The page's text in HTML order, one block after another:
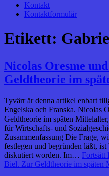
Kontakt
Kontaktformulär
Etikett:
Nicolas Oresme
Geldtheorie im
Tyvärr är denna artikel enbart
Engelska och Franska. Nicolas
Geldtheorie im späten
für Wirtschafts- und
Zusammenfassung Die Frage,
festlegen und begründen läßt,
diskutiert worden. Im… Fortsätt
Biel. Zur Geldtheorie im späten